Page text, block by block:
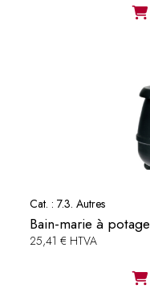
Cat. : 7.3. Autres
Bain-marie à potage
25,41 € HTVA